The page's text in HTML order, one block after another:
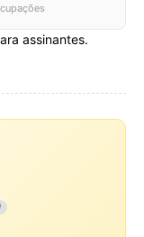
assinantes.